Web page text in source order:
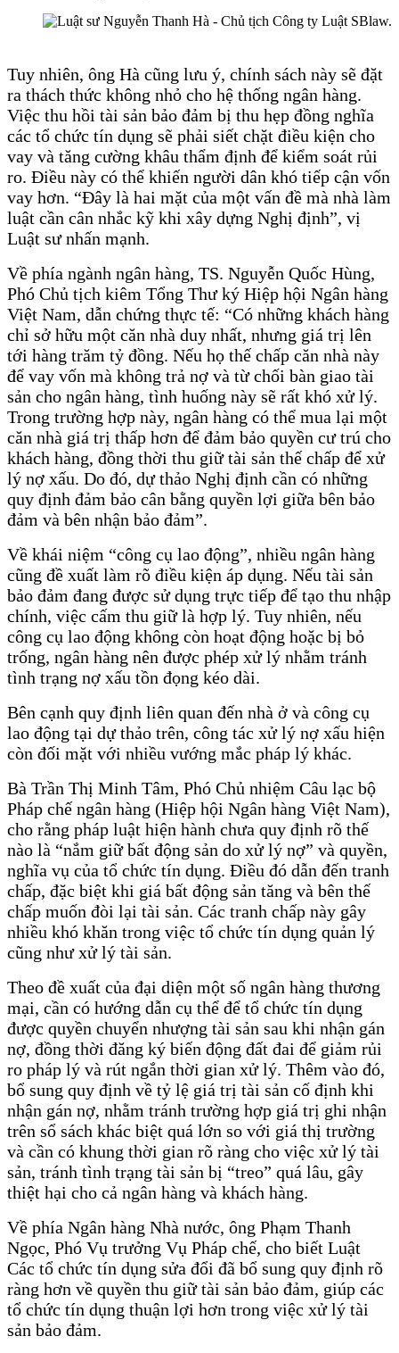
Tuy nhiên, ông Hà cũng lưu ý, chính sách này sẽ đặt
ra thách thức không nhỏ cho hệ thống ngân hàng.
Việc thu hồi tài sản bảo đảm bị thu hẹp đồng nghĩa
các tổ chức tín dụng sẽ phải siết chặt điều kiện cho
vay và tăng cường khâu thẩm định để kiểm soát rủi
ro. Điều này có thể khiến người dân khó tiếp cận vốn
vay hơn. “Đây là hai mặt của một vấn đề mà nhà làm
luật cần cân nhắc kỹ khi xây dựng Nghị định”, vị
Luật sư nhấn mạnh.
Về phía ngành ngân hàng, TS. Nguyễn Quốc Hùng,
Phó Chủ tịch kiêm Tổng Thư ký Hiệp hội Ngân hàng
Việt Nam, dẫn chứng thực tế: “Có những khách hàng
chỉ sở hữu một căn nhà duy nhất, nhưng giá trị lên
tới hàng trăm tỷ đồng. Nếu họ thế chấp căn nhà này
để vay vốn mà không trả nợ và từ chối bàn giao tài
sản cho ngân hàng, tình huống này sẽ rất khó xử lý.
Trong trường hợp này, ngân hàng có thể mua lại một
căn nhà giá trị thấp hơn để đảm bảo quyền cư trú cho
khách hàng, đồng thời thu giữ tài sản thế chấp để xử
lý nợ xấu. Do đó, dự thảo Nghị định cần có những
quy định đảm bảo cân bằng quyền lợi giữa bên bảo
đảm và bên nhận bảo đảm”.
Về khái niệm “công cụ lao động”, nhiều ngân hàng
cũng đề xuất làm rõ điều kiện áp dụng. Nếu tài sản
bảo đảm đang được sử dụng trực tiếp để tạo thu nhập
chính, việc cấm thu giữ là hợp lý. Tuy nhiên, nếu
công cụ lao động không còn hoạt động hoặc bị bỏ
trống, ngân hàng nên được phép xử lý nhằm tránh
tình trạng nợ xấu tồn đọng kéo dài.
Bên cạnh quy định liên quan đến nhà ở và công cụ
lao động tại dự thảo trên, công tác xử lý nợ xấu hiện
còn đối mặt với nhiều vướng mắc pháp lý khác.
Bà Trần Thị Minh Tâm, Phó Chủ nhiệm Câu lạc bộ
Pháp chế ngân hàng (Hiệp hội Ngân hàng Việt Nam),
cho rằng pháp luật hiện hành chưa quy định rõ thế
nào là “nắm giữ bất động sản do xử lý nợ” và quyền,
nghĩa vụ của tổ chức tín dụng. Điều đó dẫn đến tranh
chấp, đặc biệt khi giá bất động sản tăng và bên thế
chấp muốn đòi lại tài sản. Các tranh chấp này gây
nhiều khó khăn trong việc tổ chức tín dụng quản lý
cũng như xử lý tài sản.
Theo đề xuất của đại diện một số ngân hàng thương
mại, cần có hướng dẫn cụ thể để tổ chức tín dụng
được quyền chuyển nhượng tài sản sau khi nhận gán
nợ, đồng thời đăng ký biến động đất đai để giảm rủi
ro pháp lý và rút ngắn thời gian xử lý. Thêm vào đó,
bổ sung quy định về tỷ lệ giá trị tài sản cố định khi
nhận gán nợ, nhằm tránh trường hợp giá trị ghi nhận
trên sổ sách khác biệt quá lớn so với giá thị trường
và cần có khung thời gian rõ ràng cho việc xử lý tài
sản, tránh tình trạng tài sản bị “treo” quá lâu, gây
thiệt hại cho cả ngân hàng và khách hàng.
Về phía Ngân hàng Nhà nước, ông Phạm Thanh
Ngọc, Phó Vụ trưởng Vụ Pháp chế, cho biết Luật
Các tổ chức tín dụng sửa đổi đã bổ sung quy định rõ
ràng hơn về quyền thu giữ tài sản bảo đảm, giúp các
tổ chức tín dụng thuận lợi hơn trong việc xử lý tài
sản bảo đảm.